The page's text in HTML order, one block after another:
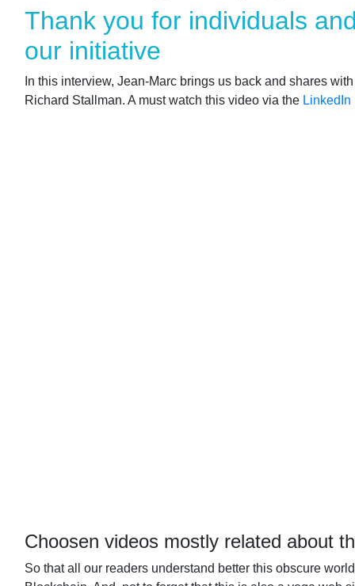
Thank you for individuals
our initiative
In this interview, Jean-Marc brings us back and shares
Richard Stallman. A must watch this video via the LinkedIn
Choosen videos mostly related about
So that all our readers understand better this obscure